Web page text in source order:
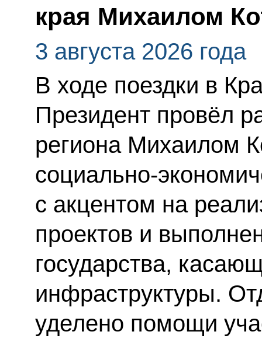
края Михаилом
3 августа 2026 года
В ходе поездки в
Президент провёл
региона Михаилом
социально-
с акцентом на
проектов и
государства,
инфраструктуры.
уделено помощи